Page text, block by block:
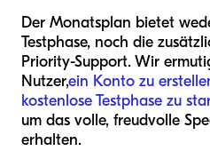
Der Monatsplan bietet
Testphase, noch die
Priority-Support. Wir
Nutzer,ein Konto zu
kostenlose Testphase zu
um das volle, freudvolle
erhalten.